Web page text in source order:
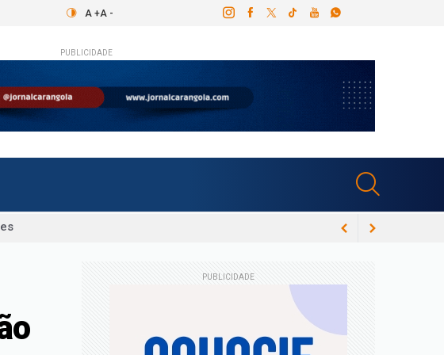
A +A -
PUBLICIDADE
de idoso após canal dentário e Congresso Espírita em
PUBLICIDADE